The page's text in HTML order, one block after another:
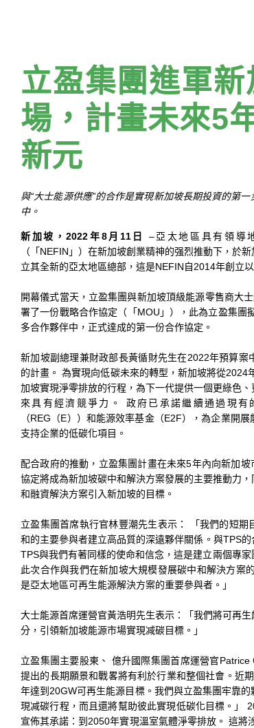
立盈集團進軍
場，計畫未來5
新元
與“大士能源供應”的合作是實現新加坡長期投資的第
中。
新加坡，2022年8月11日 –亞太地區具有領導
（「NEFIN」）在新加坡創業精神的强烈推動下，於
立其全新的亞太地區總部，這是NEFIN自2014年創立
開幕儀式當天，立盈集團與新加坡頂級能源零售商大
署了一份戰略合作協定（「MOU」），此為立盈集團
多合作夥伴中，正式達成的第一份合作協定。
新加坡副總理兼財政部長黃循財先生在2022年預算案
的計畫。 為實現向低碳未來的轉型，新加坡將從2024
加坡實現淨零排放的行程，為下一代提供一個更綠色
來具有經濟競爭力。 政府已承諾繼續通過現有
（REG（E））和能源效率基金（E2F），為企業開
支持企業的低碳化項目。
配合政府的推動，立盈集團計畫在未來5年內向新加
協定將成為新加坡碳中和解決方案發展的主要推動力
和融資解決方案引入新加坡的目標。
立盈集團首席執行官林豐潮先生表示： 「我們的短期
和的主要參與者建立高品質的深遠夥伴關係。與TPS
TPS與我們有著同樣的使命和信念，這是建立兩個專
此次合作與我們在新加坡大規模發展碳中和解決方案
是亞太地區可再生能源解決方案的重要參與者。」
大士能源首席運營官黃浩明先生表示：「我們將可再
分，引領新加坡能源市場實現减碳目標。」
立盈集團主要股東、 億升國際集團首席運營官
提出的長期願景和戰畧將有利於行業和整個社會。近
年達到20GW可再生能源目標。我們與立盈集團牢靠
現减碳行程，而且還將幫助彼此實現低碳化目標。」
宣佈其承諾：到2050年實現溫室氣體淨零排放。 這將